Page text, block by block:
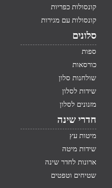
קונסולות כפריות
קונסולות עם מגירות
סלונים
ספות
כורסאות
שולחנות סלון
שידות לסלון
מזנונים לסלון
חדרי שינה
מיטות עץ
שידות מיטה
ארונות לחדר שינה
שטיחים וטפטים